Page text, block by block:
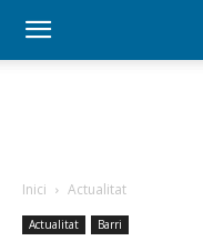
Inici Actualitat
Actualitat Barri